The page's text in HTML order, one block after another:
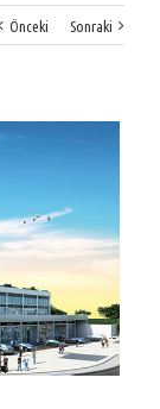
Önceki Sonraki